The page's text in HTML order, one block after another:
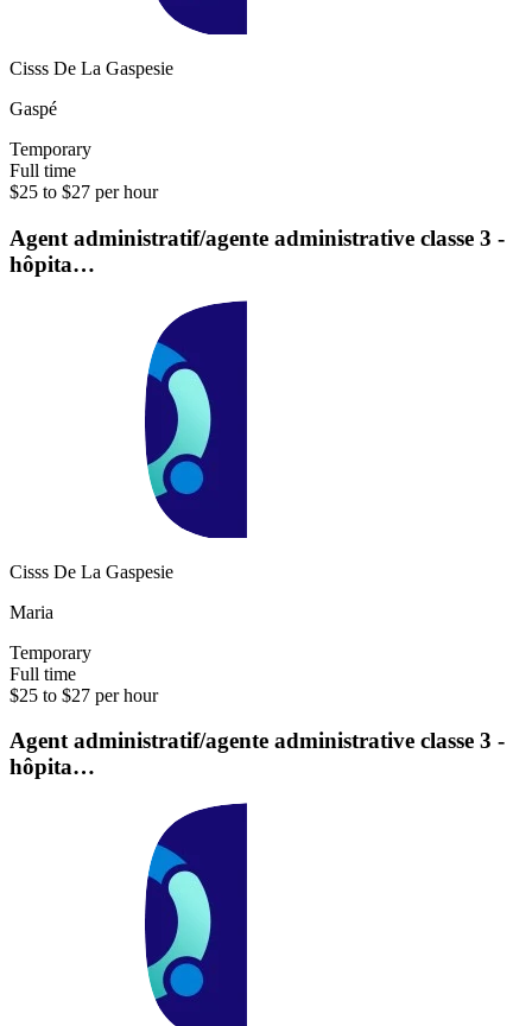
Cisss De La Gaspesie
Gaspé
Temporary
Full time
$25 to $27 per hour
Agent administratif/agente administrative classe 3 -
hôpita…
Cisss De La Gaspesie
Maria
Temporary
Full time
$25 to $27 per hour
Agent administratif/agente administrative classe 3 -
hôpita…